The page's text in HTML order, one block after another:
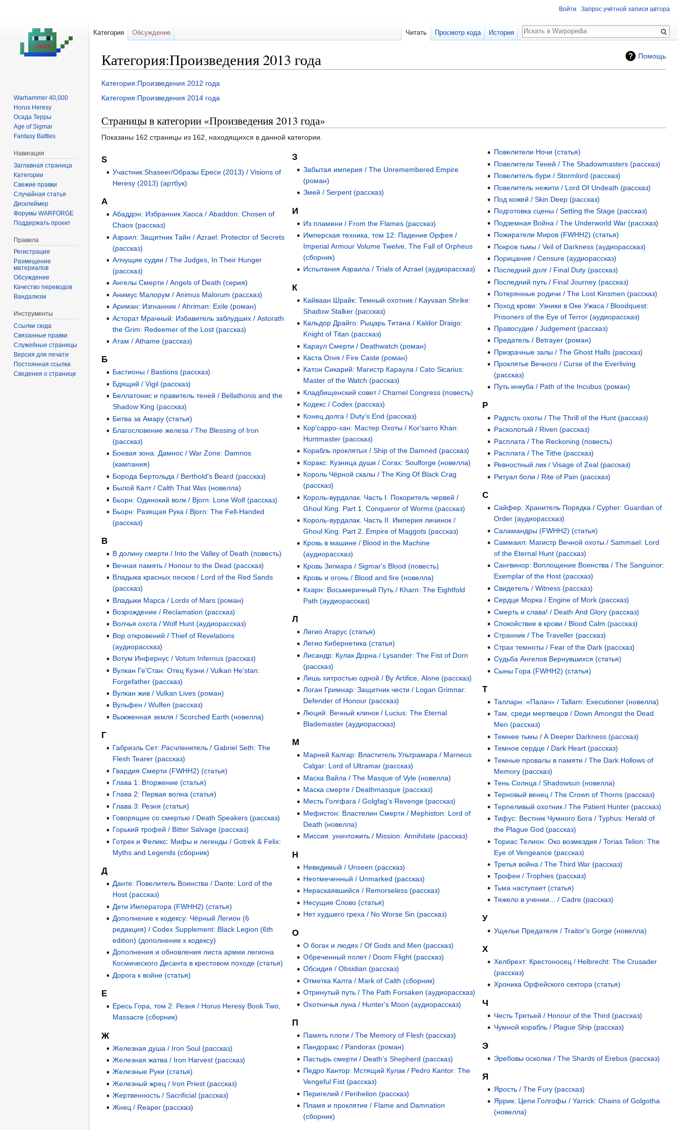
Помощь
Категория:Произведения 2013 года
Перейти
к
Перейти
к
Категория:Произведения 2012 года
Категория:Произведения 2014 года
Страницы в категории «Произведения 2013 года»
Показаны 162 страницы из 162, находящихся в данной категории.
S
Участник:Shaseer/Образы Ереси (2013) / Visions of
Heresy (2013) (артбук)
А
Абаддон: Избранник Хаоса / Abaddon: Chosen of
Chaos (рассказ)
Азраил: Защитник Тайн / Azrael: Protector of Secrets
(рассказ)
Алчущие судии / The Judges, In Their Hunger
(рассказ)
Ангелы Смерти / Angels of Death (серия)
Анимус Малорум / Animus Malorum (рассказ)
Ариман: Изгнанник / Ahriman: Exile (роман)
Асторат Мрачный: Избавитель заблудших / Astorath
the Grim: Redeemer of the Lost (рассказ)
Атам / Athame (рассказ)
Б
Бастионы / Bastions (рассказ)
Бдящий / Vigil (рассказ)
Беллатонис и правитель теней / Bellathonis and the
Shadow King (рассказ)
Битва за Амару (статья)
Благословение железа / The Blessing of Iron
(рассказ)
Боевая зона: Дамнос / War Zone: Damnos
(кампания)
Борода Бертольда / Berthold's Beard (рассказ)
Былой Калт / Calth That Was (новелла)
Бьорн: Одинокий волк / Bjorn: Lone Wolf (рассказ)
Бьорн: Разящая Рука / Bjorn: The Fell-Handed
(рассказ)
В
В долину смерти / Into the Valley of Death (повесть)
Вечная память / Honour to the Dead (рассказ)
Владыка красных песков / Lord of the Red Sands
(рассказ)
Владыки Марса / Lords of Mars (роман)
Возрождение / Reclamation (рассказ)
Волчья охота / Wolf Hunt (аудиорассказ)
Вор откровений / Thief of Revelations
(аудиорассказ)
Вотум Инфернус / Votum Infernus (рассказ)
Вулкан Ге'Стан: Отец Кузни / Vulkan He'stan:
Forgefather (рассказ)
Вулкан жив / Vulkan Lives (роман)
Вульфен / Wulfen (рассказ)
Выжженная земля / Scorched Earth (новелла)
Г
Габриэль Сет: Расчленитель / Gabriel Seth: The
Flesh Tearer (рассказ)
Гвардия Смерти (FWHH2) (статья)
Глава 1: Вторжение (статья)
Глава 2: Первая волна (статья)
Глава 3: Резня (статья)
Говорящие со смертью / Death Speakers (рассказ)
Горький трофей / Bitter Salvage (рассказ)
Готрек и Феликс: Мифы и легенды / Gotrek & Felix:
Myths and Legends (сборник)
Д
Данте: Повелитель Воинства / Dante: Lord of the
Host (рассказ)
Дети Императора (FWHH2) (статья)
Дополнение к кодексу: Чёрный Легион (6
редакция) / Codex Supplement: Black Legion (6th
edition) (дополнение к кодексу)
Дополнения и обновления листа армии легиона
Космического Десанта в крестовом походе (статья)
Дорога к войне (статья)
Е
Ересь Гора, том 2: Резня / Horus Heresy Book Two,
Massacre (сборник)
Ж
Железная душа / Iron Soul (рассказ)
Железная жатва / Iron Harvest (рассказ)
Железные Руки (статья)
Железный жрец / Iron Priest (рассказ)
Жертвенность / Sacrificial (рассказ)
Жнец / Reaper (рассказ)
З
Забытая империя / The Unremembered Empire
(роман)
Змей / Serpent (рассказ)
И
Из пламени / From the Flames (рассказ)
Имперская техника, том 12: Падение Орфея /
Imperial Armour Volume Twelve, The Fall of Orpheus
(сборник)
Испытания Азраила / Trials of Azrael (аудиорассказ)
К
Кайваан Шрайк: Темный охотник / Kayvaan Shrike:
Shadow Stalker (рассказ)
Кальдор Драйго: Рыцарь Титана / Kaldor Draigo:
Knight of Titan (рассказ)
Караул Смерти / Deathwatch (роман)
Каста Огня / Fire Caste (роман)
Катон Сикарий: Магистр Караула / Cato Sicarius:
Master of the Watch (рассказ)
Кладбищенский совет / Charnel Congress (повесть)
Кодекс / Codex (рассказ)
Конец долга / Duty's End (рассказ)
Кор'сарро-хан: Мастер Охоты / Kor'sarro Khan:
Huntmaster (рассказ)
Корабль проклятых / Ship of the Damned (рассказ)
Коракс: Кузница души / Corax: Soulforge (новелла)
Король Чёрной скалы / The King Of Black Crag
(рассказ)
Король-вурдалак. Часть I. Покоритель червей /
Ghoul King. Part 1. Conqueror of Worms (рассказ)
Король-вурдалак. Часть II. Империя личинок /
Ghoul King. Part 2. Empire of Maggots (рассказ)
Кровь в машине / Blood in the Machine
(аудиорассказ)
Кровь Зигмара / Sigmar's Blood (повесть)
Кровь и огонь / Blood and fire (новелла)
Кхарн: Восьмеричный Путь / Kharn: The Eightfold
Path (аудиорассказ)
Л
Легио Атарус (статья)
Легио Кибернетика (статья)
Лисандр: Кулак Дорна / Lysander: The Fist of Dorn
(рассказ)
Лишь хитростью одной / By Artifice, Alone (рассказ)
Логан Гримнар: Защитник чести / Logan Grimnar:
Defender of Honour (рассказ)
Люций: Вечный клинок / Lucius: The Eternal
Blademaster (аудиорассказ)
М
Марней Калгар: Властитель Ультрамара / Marneus
Calgar: Lord of Ultramar (рассказ)
Маска Вайла / The Masque of Vyle (новелла)
Маска смерти / Deathmasque (рассказ)
Месть Голгфага / Golgfag's Revenge (рассказ)
Мефистон: Властелин Смерти / Mephiston: Lord of
Death (новелла)
Миссия: уничтожить / Mission: Annihilate (рассказ)
Н
Невидимый / Unseen (рассказ)
Неотмеченный / Unmarked (рассказ)
Нераскаявшийся / Remorseless (рассказ)
Несущие Слово (статья)
Нет худшего греха / No Worse Sin (рассказ)
О
О богах и людях / Of Gods and Men (рассказ)
Обреченный полет / Doom Flight (рассказ)
Обсидия / Obsidian (рассказ)
Отметка Калта / Mark of Calth (сборник)
Отринутый путь / The Path Forsaken (аудиорассказ)
Охотничья луна / Hunter's Moon (аудиорассказ)
П
Память плоти / The Memory of Flesh (рассказ)
Пандоракс / Pandorax (роман)
Пастырь смерти / Death's Shepherd (рассказ)
Педро Кантор: Мстящий Кулак / Pedro Kantor: The
Vengeful Fist (рассказ)
Перигелий / Perihelion (рассказ)
Пламя и проклятие / Flame and Damnation
(сборник)
Повелители Ночи (статья)
Повелители Теней / The Shadowmasters (рассказ)
Повелитель бури / Stormlord (рассказ)
Повелитель нежити / Lord Of Undeath (рассказ)
Под кожей / Skin Deep (рассказ)
Подготовка сцены / Setting the Stage (рассказ)
Подземная Война / The Underworld War (рассказ)
Пожиратели Миров (FWHH2) (статья)
Покров тьмы / Veil of Darkness (аудиорассказ)
Порицание / Censure (аудиорассказ)
Последний долг / Final Duty (рассказ)
Последний путь / Final Journey (рассказ)
Потерянные родичи / The Lost Kinsmen (рассказ)
Поход крови: Узники в Оке Ужаса / Bloodquest:
Prisoners of the Eye of Terror (аудиорассказ)
Правосудие / Judgement (рассказ)
Предатель / Betrayer (роман)
Призрачные залы / The Ghost Halls (рассказ)
Проклятье Вечного / Curse of the Everliving
(рассказ)
Путь инкуба / Path of the Incubus (роман)
Р
Радость охоты / The Thrill of the Hunt (рассказ)
Расколотый / Riven (рассказ)
Расплата / The Reckoning (повесть)
Расплата / The Tithe (рассказ)
Ревностный лик / Visage of Zeal (рассказ)
Ритуал боли / Rite of Pain (рассказ)
С
Сайфер: Хранитель Порядка / Cypher: Guardian of
Order (аудиорассказ)
Саламандры (FWHH2) (статья)
Саммаил: Магистр Вечной охоты / Sammael: Lord
of the Eternal Hunt (рассказ)
Сангвинор: Воплощение Воинства / The Sanguinor:
Exemplar of the Host (рассказ)
Свидетель / Witness (рассказ)
Сердце Морка / Engine of Mork (рассказ)
Смерть и слава! / Death And Glory (рассказ)
Спокойствие в крови / Blood Calm (рассказ)
Странник / The Traveller (рассказ)
Страх темноты / Fear of the Dark (рассказ)
Судьба Ангелов Вернувшихся (статья)
Сыны Гора (FWHH2) (статья)
Т
Талларн: «Палач» / Tallarn: Executioner (новелла)
Там, среди мертвецов / Down Amongst the Dead
Men (рассказ)
Темнее тьмы / A Deeper Darkness (рассказ)
Темное сердце / Dark Heart (рассказ)
Темные провалы в памяти / The Dark Hollows of
Memory (рассказ)
Тень Cолнца / Shadowsun (новелла)
Терновый венец / The Crown of Thorns (рассказ)
Терпеливый охотник / The Patient Hunter (рассказ)
Тифус: Вестник Чумного Бога / Typhus: Herald of
the Plague God (рассказ)
Ториас Телион: Око возмездия / Torias Telion: The
Eye of Vengeance (рассказ)
Третья война / The Third War (рассказ)
Трофеи / Trophies (рассказ)
Тьма наступает (статья)
Тяжело в учении... / Cadre (рассказ)
У
Ущелье Предателя / Traitor's Gorge (новелла)
Х
Хелбрехт: Крестоносец / Helbrecht: The Crusader
(рассказ)
Хроника Орфейского сектора (статья)
Ч
Честь Третьей / Honour of the Third (рассказ)
Чумной корабль / Plague Ship (рассказ)
Э
Эребовы осколки / The Shards of Erebus (рассказ)
Я
Ярость / The Fury (рассказ)
Яррик: Цепи Голгофы / Yarrick: Chains of Golgotha
(новелла)
Войти Запрос учётной записи автора
Категория Обсуждение Читать Просмотр кода История
Поиск
Warhammer 40,000
Horus Heresy
Осада Терры
Age of Sigmar
Fantasy Battles
Навигация
Заглавная страница
Категории
Свежие правки
Случайная статья
Дисклеймер
Форумы WARFORGE
Поддержать проект
Правила
Регистрация
Размещение
материалов
Обсуждение
Качество переводов
Вандализм
Инструменты
Ссылки сюда
Связанные правки
Служебные страницы
Версия для печати
Постоянная ссылка
Сведения о странице